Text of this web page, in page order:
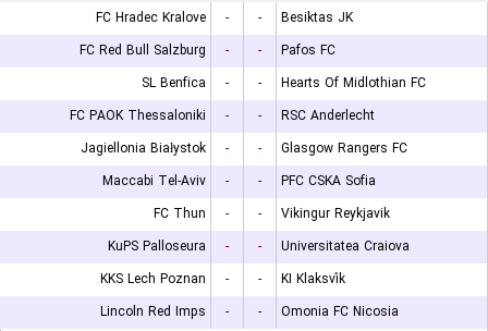
FC Hradec Kralove - -
Besiktas JK
FC Red Bull Salzburg
- -
Pafos FC
SL Benfica
- -
Hearts Of Midlothian FC
FC PAOK Thessaloniki
- -
RSC Anderlecht
Jagiellonia Białystok
- -
Glasgow Rangers FC
Maccabi Tel-Aviv
- -
PFC CSKA Sofia
FC Thun
- -
Vikingur Reykjavik
KuPS Palloseura
- -
Universitatea Craiova
KKS Lech Poznan
- -
KI Klaksvík
Lincoln Red Imps
- - Omonia FC Nicosia